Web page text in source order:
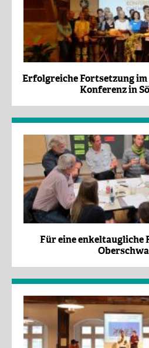
Erfolgreiche Fortsetzung im
Konferenz in
Für eine enkeltaugliche